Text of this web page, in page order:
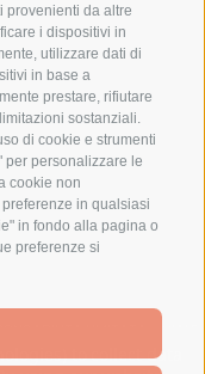
provenienti da altre
i dispositivi in
utilizzare dati di
in base a
prestare, rifiutare
sostanziali.
di cookie e strumenti
per personalizzare le
cookie non
in qualsiasi
in fondo alla pagina o
preferenze si
Bonifico
Bancario
LIMITATA - VIALE
MILANO - PARTITA IVA
to collect data